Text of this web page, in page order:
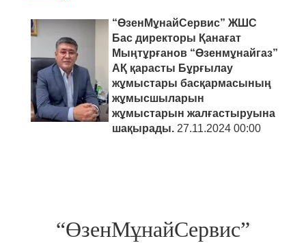
“ӨзенМұнайСервис” ЖШС
Бас директоры Қанағат
Мыңтұрғанов “Өзенмұнайгаз”
АҚ қарасты Бұрғылау
жұмыстары басқармасының
жұмысшыларын
жұмыстарын жалғастыруына
шақырады. 27.11.2024 00:00
“ӨзенМұнайСервис”